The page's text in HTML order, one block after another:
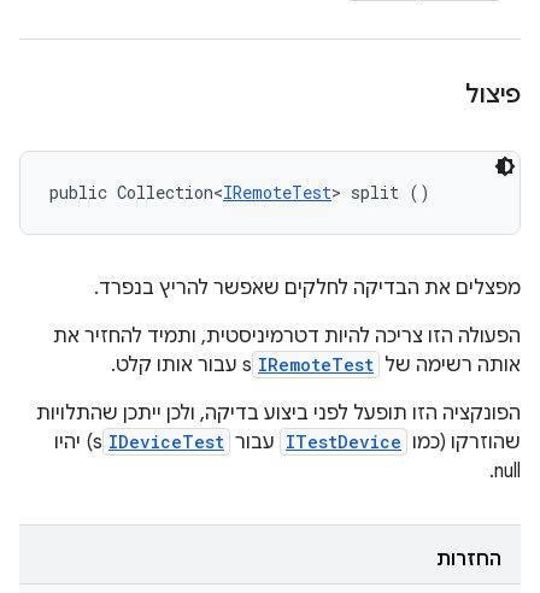
פיצול
public Collection<IRemoteTest> split ()
מפצלים את הבדיקה לחלקים שאפשר להריץ בנפרד.
הפעולה הזו צריכה להיות דטרמיניסטית, ותמיד להחזיר את
אותה רשימה של IRemoteTest s עבור אותו קלט.
הפונקציה הזו תופעל לפני ביצוע בדיקה, ולכן ייתכן שהתלויות
שהוזרקו (כמו ITestDevice עבור IDeviceTest
s) יהיו
null.
החזרות